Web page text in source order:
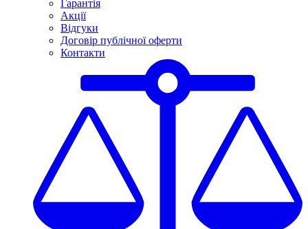
Гарантія
Акції
Відгуки
Договір публічної оферти
Контакти